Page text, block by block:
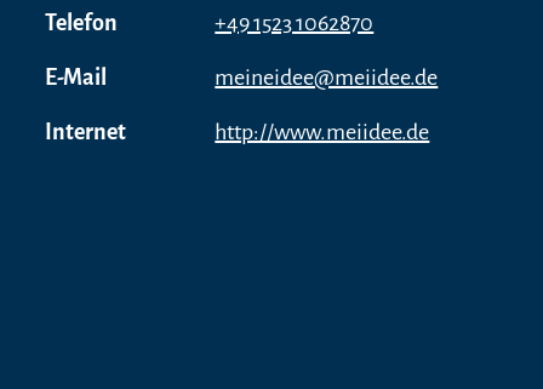
Telefon +49 1523 1062870
E-Mail meineidee@meiidee.de
Internet http://www.meiidee.de